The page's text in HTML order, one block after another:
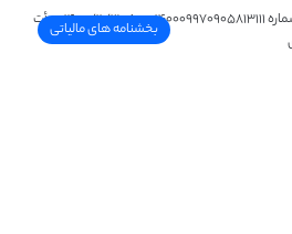
بخشنامه های مالیاتی